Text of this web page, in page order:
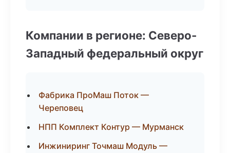
Компании в регионе: Северо-
Западный федеральный округ
Фабрика ПроМаш Поток —
Череповец
НПП Комплект Контур — Мурманск
Инжиниринг Точмаш Модуль —